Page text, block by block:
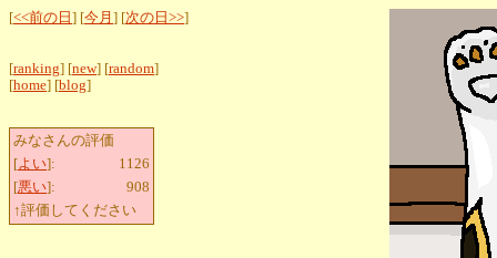
[<<前の日 ] [今月 ] [次の日>>]
[ranking] [new] [random]
[home] [blog]
みなさんの評価
[よい]:
1126
[悪い]:
908
↑評価してください